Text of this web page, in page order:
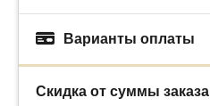
Варианты оплаты
Скидка от суммы заказа